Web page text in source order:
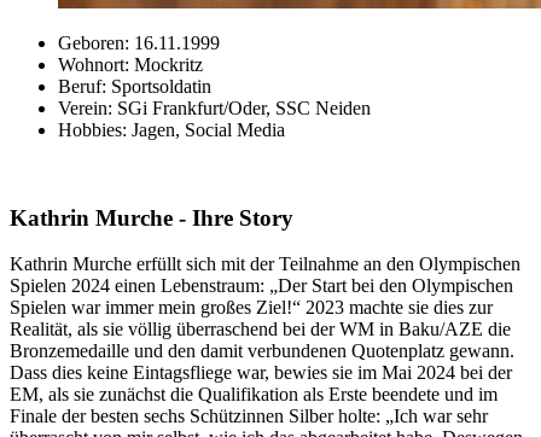
Geboren: 16.11.1999
Wohnort: Mockritz
Beruf: Sportsoldatin
Verein: SGi Frankfurt/Oder, SSC Neiden
Hobbies: Jagen, Social Media
Kathrin Murche - Ihre Story
Kathrin Murche erfüllt sich mit der Teilnahme an den Olympischen
Spielen 2024 einen Lebenstraum: „Der Start bei den Olympischen
Spielen war immer mein großes Ziel!“ 2023 machte sie dies zur
Realität, als sie völlig überraschend bei der WM in Baku/AZE die
Bronzemedaille und den damit verbundenen Quotenplatz gewann.
Dass dies keine Eintagsfliege war, bewies sie im Mai 2024 bei der
EM, als sie zunächst die Qualifikation als Erste beendete und im
Finale der besten sechs Schützinnen Silber holte: „Ich war sehr